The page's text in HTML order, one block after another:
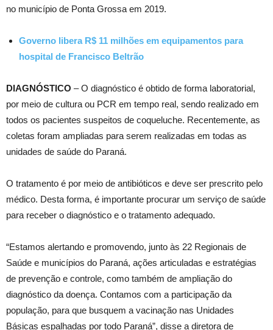
no município de Ponta Grossa em 2019.
Governo libera R$ 11 milhões em equipamentos para
hospital de Francisco Beltrão
DIAGNÓSTICO – O diagnóstico é obtido de forma laboratorial,
por meio de cultura ou PCR em tempo real, sendo realizado em
todos os pacientes suspeitos de coqueluche. Recentemente, as
coletas foram ampliadas para serem realizadas em todas as
unidades de saúde do Paraná.
O tratamento é por meio de antibióticos e deve ser prescrito pelo
médico. Desta forma, é importante procurar um serviço de saúde
para receber o diagnóstico e o tratamento adequado.
“Estamos alertando e promovendo, junto às 22 Regionais de
Saúde e municípios do Paraná, ações articuladas e estratégias
de prevenção e controle, como também de ampliação do
diagnóstico da doença. Contamos com a participação da
população, para que busquem a vacinação nas Unidades
Básicas espalhadas por todo Paraná”, disse a diretora de